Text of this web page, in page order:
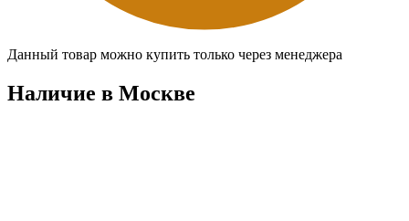
Данный товар можно купить только через менеджера
Наличие в Москвe